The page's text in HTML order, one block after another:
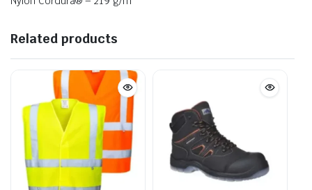
Related products